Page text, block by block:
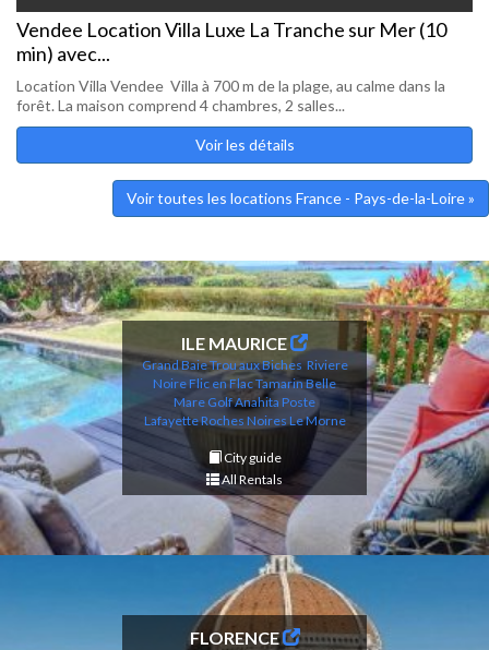
Vendee Location Villa Luxe La Tranche sur Mer (10
min) avec...
Location Villa Vendee Villa à 700 m de la plage, au calme dans la
forêt. La maison comprend 4 chambres, 2 salles...
Voir les détails
Voir toutes les locations France - Pays-de-la-Loire »
ILE MAURICE
Grand BaieTrou aux Biches Riviere
Noire Flic en FlacTamarinBelle
Mare Golf Anahita Poste
LafayetteRoches NoiresLe Morne
City guide
All Rentals
FLORENCE